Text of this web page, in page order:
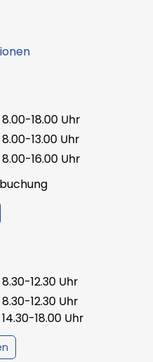
8.00-18.00 Uhr
8.00-13.00 Uhr
8.00-16.00 Uhr
8.30-12.30 Uhr
8.30-12.30 Uhr
14.30-18.00 Uhr